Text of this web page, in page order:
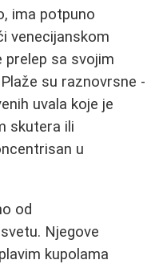
ima potpuno
venecijanskom
prelep sa svojim
su raznovrsne -
uvala koje je
skutera ili
u
od
Njegove
kupolama